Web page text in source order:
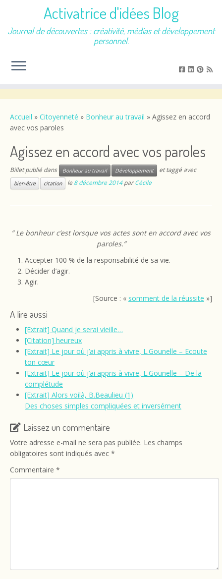
contenu
Activatrice d'idées Blog
Journal de découvertes : créativité, médias et développement
personnel.
Accueil » Citoyenneté » Bonheur au travail » Agissez en accord
avec vos paroles
Agissez en accord avec vos paroles
Billet publié dans Bonheur au travail Développement et taggé avec
bien-être citation le 8 décembre 2014 parCécile
”Le bonheur c’est lorsque vos actes sont en accord avec vos
paroles.”
Accepter 100 % de la responsabilité de sa vie.
Décider d’agir.
Agir.
[Source : « somment de la réussite »]
A lire aussi
[Extrait] Quand je serai vieille…
[Citation] heureux
[Extrait] Le jour où j’ai appris à vivre, L.Gounelle – Ecoute
ton cœur
[Extrait] Le jour où j’ai appris à vivre, L.Gounelle – De la
complétude
[Extrait] Alors voilà, B.Beaulieu (1)
Des choses simples compliquées et inversément
Laissez un commentaire
Votre adresse e-mail ne sera pas publiée. Les champs
obligatoires sont indiqués avec *
Commentaire *